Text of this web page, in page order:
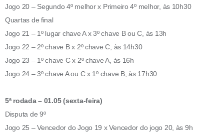
Jogo 20 – Segundo 4º melhor x Primeiro 4º melhor, às 10h30
Quartas de final
Jogo 21 – 1º lugar chave A x 3º chave B ou C, às 13h
Jogo 22 – 2º chave B x 2º chave C, às 14h30
Jogo 23 – 1º chave C x 2º chave A, às 16h
Jogo 24 – 3º chave A ou C x 1º chave B, às 17h30
5ª rodada – 01.05 (sexta-feira)
Disputa de 9º
Jogo 25 – Vencedor do Jogo 19 x Vencedor do jogo 20, às 9h